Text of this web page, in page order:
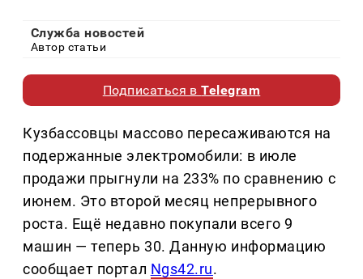
Служба новостей
Автор статьи
Подписаться вTelegram
Кузбассовцы массово пересаживаются на
подержанные электромобили: в июле
продажи прыгнули на 233% по сравнению с
июнем. Это второй месяц непрерывного
роста. Ещё недавно покупали всего 9
машин — теперь 30. Данную информацию
сообщает портал Ngs42.ru.